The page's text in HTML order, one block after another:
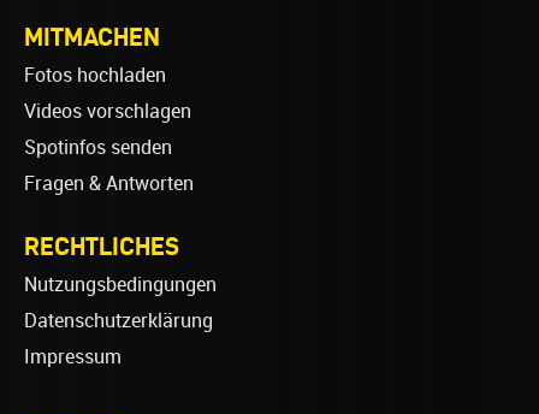
MITMACHEN
Fotos hochladen
Videos vorschlagen
Spotinfos senden
Fragen & Antworten
RECHTLICHES
Nutzungsbedingungen
Datenschutzerklärung
Impressum